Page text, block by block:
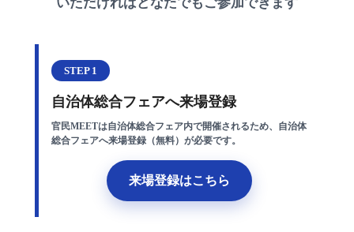
STEP 1
自治体総合フェアへ来場登録
官民MEETは自治体総合フェア内で開催されるため、自治体
総合フェアへ来場登録（無料）が必要です。
来場登録はこちら